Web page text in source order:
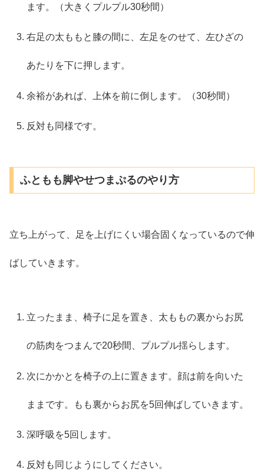
ます。（大きくプルプル30秒間）
右足の太ももと膝の間に、左足をのせて、左ひざの
あたりを下に押します。
余裕があれば、上体を前に倒します。（30秒間）
反対も同様です。
ふともも脚やせつまぷるのやり方
立ち上がって、足を上げにくい場合固くなっているので伸
ばしていきます。
立ったまま、椅子に足を置き、太ももの裏からお尻
の筋肉をつまんで20秒間、プルプル揺らします。
次にかかとを椅子の上に置きます。顔は前を向いた
ままです。もも裏からお尻を5回伸ばしていきます。
深呼吸を5回します。
反対も同じようにしてください。